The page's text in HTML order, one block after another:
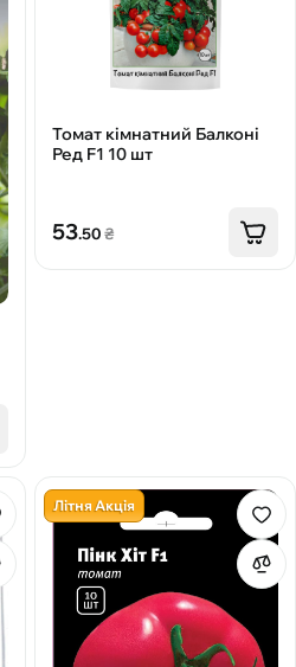
Томат кімнатний Балконі
Ред F1 10 шт
53.50₴
Літня Акція